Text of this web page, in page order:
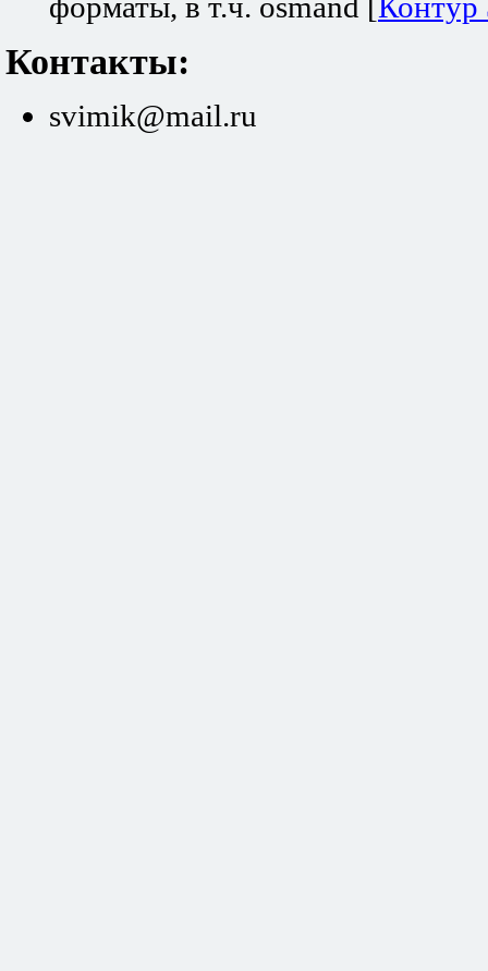
форматы, в т.ч. osmand [ Контур
Контакты:
svimik@mail.ru